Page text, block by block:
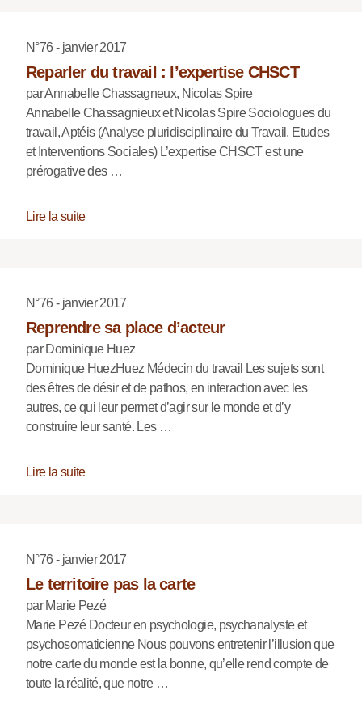
N°76 - janvier 2017
Reparler du travail : l’expertise CHSCT
par Annabelle Chassagneux, Nicolas Spire
Annabelle Chassagnieux et Nicolas Spire Sociologues du
travail, Aptéis (Analyse pluridisciplinaire du Travail, Etudes
et Interventions Sociales) L’expertise CHSCT est une
prérogative des …
Lire la suite
N°76 - janvier 2017
Reprendre sa place d’acteur
par Dominique Huez
Dominique HuezHuez Médecin du travail Les sujets sont
des êtres de désir et de pathos, en interaction avec les
autres, ce qui leur permet d’agir sur le monde et d’y
construire leur santé. Les …
Lire la suite
N°76 - janvier 2017
Le territoire pas la carte
par Marie Pezé
Marie Pezé Docteur en psychologie, psychanalyste et
psychosomaticienne Nous pouvons entretenir l’illusion que
notre carte du monde est la bonne, qu’elle rend compte de
toute la réalité, que notre …